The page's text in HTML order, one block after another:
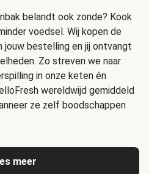
belandt ook zonde? Kook
voedsel. Wij kopen de
jouw bestelling en jij ontvangt
Zo streven we naar
in onze keten én
wereldwijd gemiddeld
ze zelf boodschappen
meer